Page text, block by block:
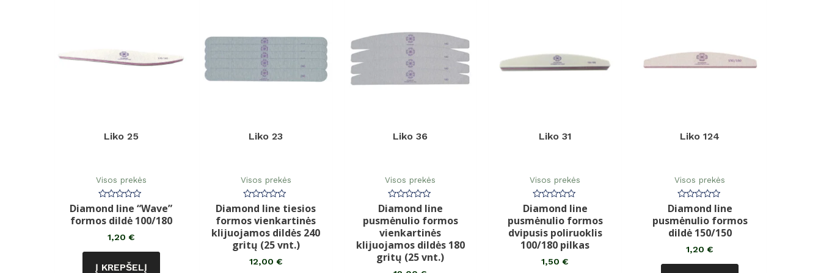
Liko 25
Visos prekės
Įvertinimas:
0
iš
Diamond line “Wave”
formos dildė 100/180
1,20 €
Į KREPŠELĮ
Liko 23
Visos prekės
Įvertinimas:
0
iš
5
Diamond line tiesios
formos vienkartinės
klijuojamos dildės 240
gritų (25 vnt.)
12,00 €
Liko 36
Visos prekės
Įvertinimas:
0
iš
5
Diamond line
pusmėnulio formos
vienkartinės
klijuojamos dildės 180
gritų (25 vnt.)
Liko 31
Visos prekės
Įvertinimas:
0
iš
5
Diamond line
pusmėnulio formos
dvipusis poliruoklis
100/180 pilkas
1,50€
Liko 124
Visos prekės
Įvertinimas:
0
iš
5
Diamond line
pusmėnulio formos
dildė 150/150
1,20€